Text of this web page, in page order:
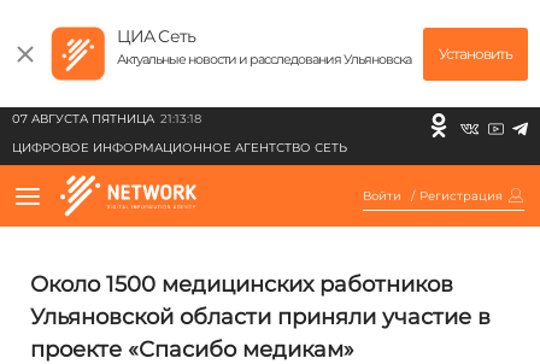
ЦИА Сеть
Актуальные новости и расследования Ульяновска Установить
07 АВГУСТА ПЯТНИЦА 21:13:18
ЦИФРОВОЕ ИНФОРМАЦИОННОЕ АГЕНТСТВО СЕТЬ
Войти / Регистрация
Около 1500 медицинских работников
Ульяновской области приняли участие в
проекте «Спасибо медикам»